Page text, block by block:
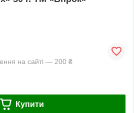
на сайті — 200 ₴
Купити